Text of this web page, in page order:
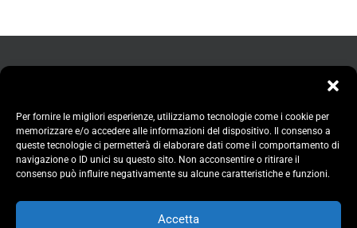
Per fornire le migliori esperienze, utilizziamo tecnologie come i cookie per
memorizzare e/o accedere alle informazioni del dispositivo. Il consenso a
queste tecnologie ci permetterà di elaborare dati come il comportamento di
navigazione o ID unici su questo sito. Non acconsentire o ritirare il
consenso può influire negativamente su alcune caratteristiche e funzioni.
Accetta